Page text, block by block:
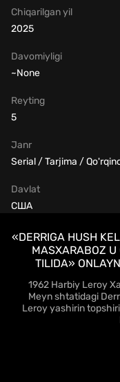
Chiqarilgan yil
2025
Janr
Serial / Tarjima /
Davomiyligi
~None
Davlat
США
Reyting
5
«DERRIGA HUSH
MASXARABOZ U
TILIDA»
1962 Harbiy Leroy
Meyn shtatidagi
Leroy yashirin